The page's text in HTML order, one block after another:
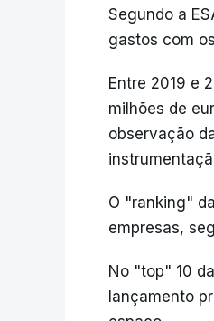
Segundo a
gastos com
Entre 2019 e
milhões de
observação
O "ranking"
empresas,
No "top" 10
lançamento